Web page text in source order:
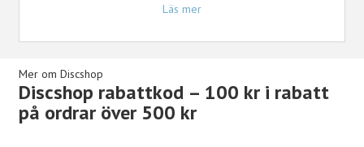
det inget problem, du finner med säkerhet något här. Du
dig själv. På Discshop finner du all underhållning du
bättre? Det du nu kan ta del av är en rabattkod som ger dig
hela 100 kronor i rabatt för all elektronik vid ett köp över
500 kr.
Läs mer
Mer om Discshop
Discshop rabattkod – 100 kr i rabatt
på ordrar över 500 kr